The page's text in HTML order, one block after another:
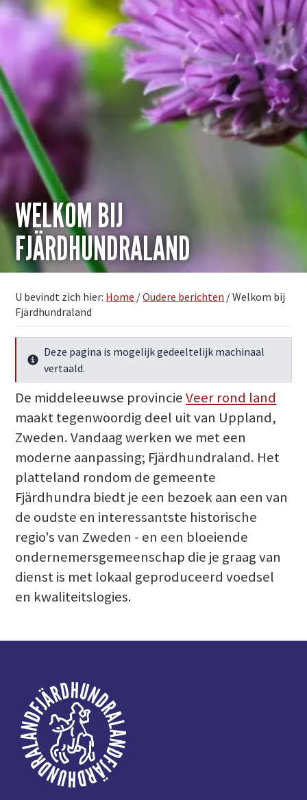
WELKOM BIJ
FJÄRDHUNDRALAND
U bevindt zich hier: Home /Oudere berichten /Welkom bij
Fjärdhundraland
Meer info
Deze pagina is mogelijk gedeeltelijk machinaal
vertaald.
De middeleeuwse provincieVeer rond land
maakt tegenwoordig deel uit van Uppland,
Zweden. Vandaag werken we met een
moderne aanpassing; Fjärdhundraland. Het
platteland rondom de gemeente
Fjärdhundra biedt je een bezoek aan een van
de oudste en interessantste historische
regio's van Zweden - en een bloeiende
ondernemersgemeenschap die je graag van
dienst is met lokaal geproduceerd voedsel
en kwaliteitslogies.
Voettekst